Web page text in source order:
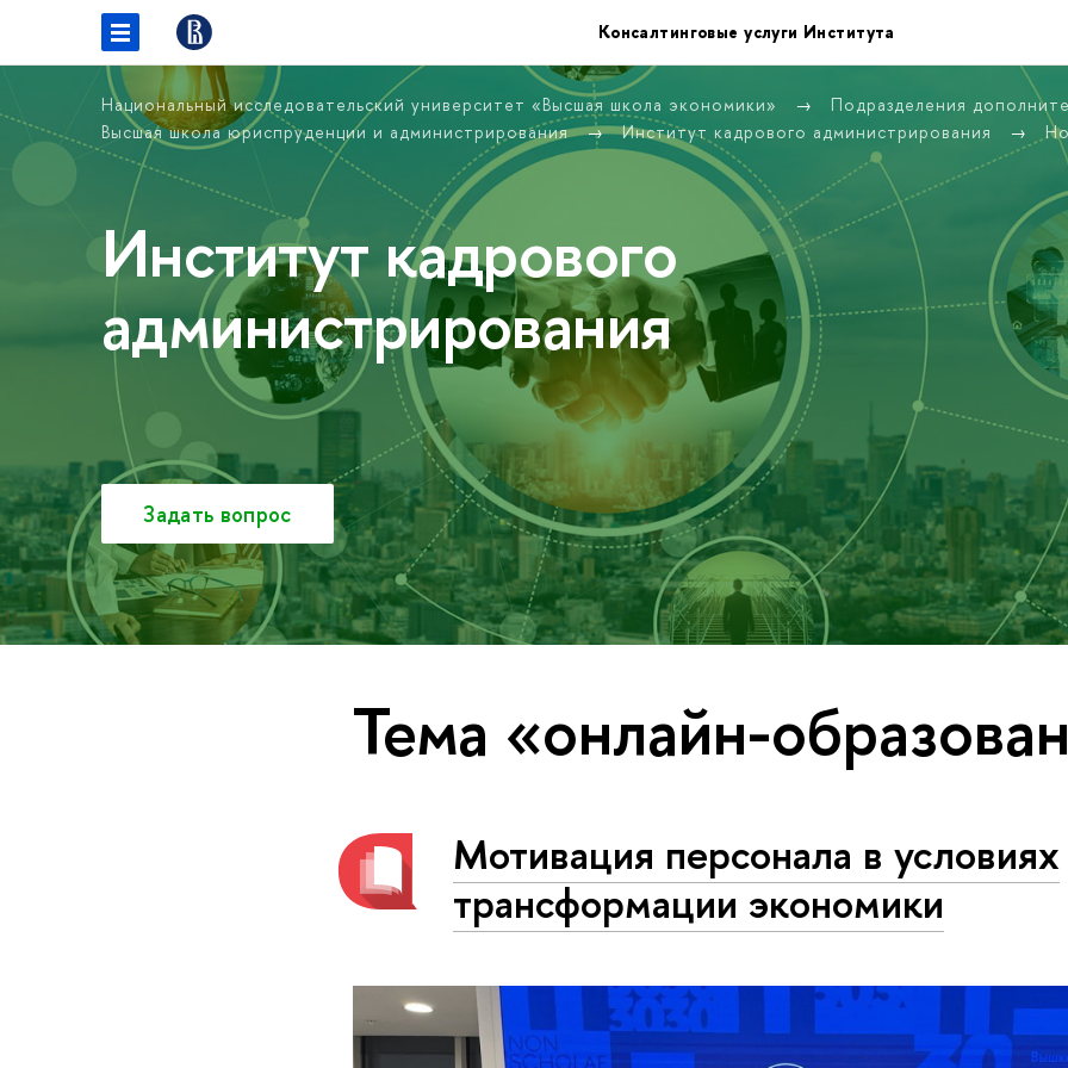
Консалтинговые услуги Института
Национальный исследовательский университет «Высшая школа экономики»
Подразделения
Высшая школа юриспруденции и администрирования
Институт кадрового администрирования
Институт кадрового
администрирования
Задать вопрос
Тема «онлайн-
Мотивация персонала в условиях
трансформации экономики